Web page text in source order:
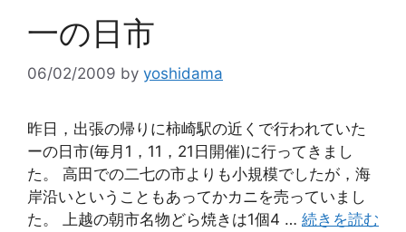
一の日市
06/02/2009 by yoshidama
昨日，出張の帰りに柿崎駅の近くで行われていた
ーの日市(毎月1，11，21日開催)に行ってきまし
た。 高田での二七の市よりも小規模でしたが，海
岸沿いということもあってかカニを売っていまし
た。 上越の朝市名物どら焼きは1個4 … 続きを読む